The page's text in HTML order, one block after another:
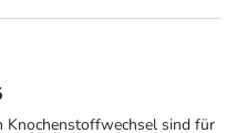
Knochenstoffwechsel sind für